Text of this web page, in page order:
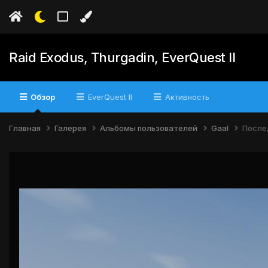
Raid Exodus, Thurgadin, EverQuest II
Обзор EverQuest II Активность
Главная Галерея Альбомы пользователей Gaal